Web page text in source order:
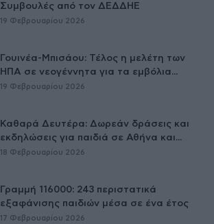
Συμβουλές από τον ΔΕΔΔΗΕ
19 Φεβρουαρίου 2026
Γουινέα-Μπισάου: Τέλος η μελέτη των
ΗΠΑ σε νεογέννητα για τα εμβόλια...
19 Φεβρουαρίου 2026
Καθαρά Δευτέρα: Δωρεάν δράσεις και
εκδηλώσεις για παιδιά σε Αθήνα και...
18 Φεβρουαρίου 2026
Γραμμή 116000: 243 περιστατικά
εξαφάνισης παιδιών μέσα σε ένα έτος
17 Φεβρουαρίου 2026